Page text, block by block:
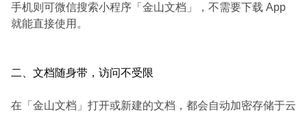
手机则可微信搜索小程序「金山文档」，不需要下载 App
就能直接使用。
二、文档随身带，访问不受限
在「金山文档」打开或新建的文档，都会自动加密存储于云